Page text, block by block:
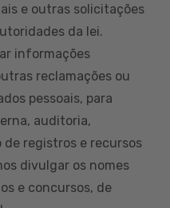
e outras solicitações
da lei.
informações
reclamações ou
pessoais, para
auditoria,
registros e recursos
divulgar os nomes
e concursos, de